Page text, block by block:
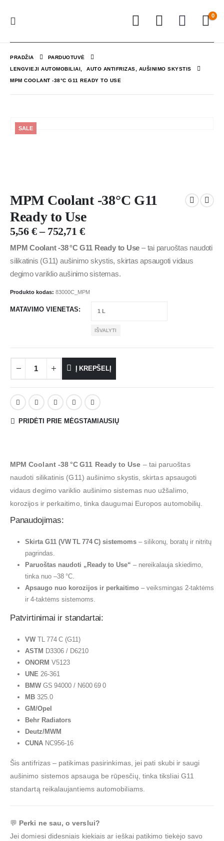
0
PRADŽIA PARDUOTUVĖ
LENGVIEJI AUTOMOBILIAI AUTO ANTIFRIZAS, AUŠINIMO SKYSTIS
MPM COOLANT -38°C G11 READY TO USE
SALE
MPM Coolant -38°C G11
Ready to Use
5,56 € – 752,71 €
MPM Coolant ‑38 °C G11 Ready to Use – tai paruoštas naudoti
silikatinis (G11) aušinimo skystis, skirtas apsaugoti vidaus
degimo variklio aušinimo sistemas.
Produkto kodas: 83000C_MPM
MATAVIMO VIENETAS
IŠVALYTI
Į KREPŠELĮ
PRIDĖTI PRIE MĖGSTAMIAUSIŲ
MPM Coolant ‑38 °C G11 Ready to Use – tai paruoštas
naudoti silikatinis (G11) aušinimo skystis, skirtas apsaugoti
vidaus degimo variklio aušinimo sistemas nuo užšalimo,
korozijos ir perkaitimo, tinka daugumai Europos automobilių.
Panaudojimas:
Skirta G11 (VW TL 774 C) sistemoms– silikonų, boratų ir nitritų
pagrindas.
Paruoštas naudoti „Ready to Use“ – nereikalauja skiedimo,
tinka nuo –38 °C.
Apsaugo nuo korozijos ir perkaitimo– veiksmingas 2‑taktėms
ir 4‑taktėms sistemoms.
Patvirtinimai ir standartai:
VWTL 774 C (G11)
ASTM D3306 / D6210
ONORM V5123
UNE 26‑361
BMWGS 94000 / N600 69 0
MB325.0
GM/Opel
Behr Radiators
Deutz/MWM
CUNANC956‑16
Šis antifrizas – patikimas pasirinkimas, jei pati skubi ir saugi
aušinimo sistemos apsauga be rūpesčių, tinka tiksliai G11
standartą reikalaujantiems automobiliams.
💬 Perki ne sau, o verslui?
Jei domiesi didesniais kiekiais ar ieškai patikimo tiekėjo savo